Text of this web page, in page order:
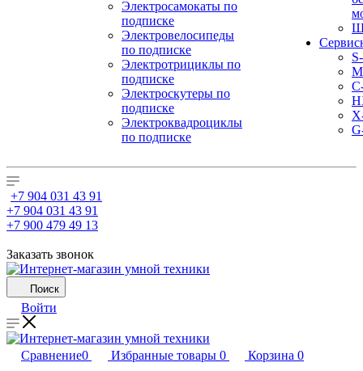
Электросамокаты по
подписке
Электровелосипеды
по подписке
Электротрициклы по
подписке
Электроскутеры по
подписке
Электроквадроциклы
по подписке
+7 904 031 43 91
+7 904 031 43 91
+7 900 479 49 13
Заказать звонок
Поиск
Войти
Сравнение0 Избранные товары 0 Корзина 0